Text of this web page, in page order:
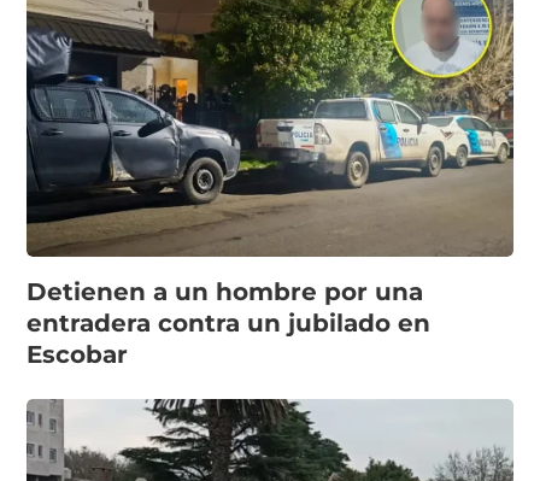
Detienen a un hombre por una
entradera contra un jubilado en
Escobar